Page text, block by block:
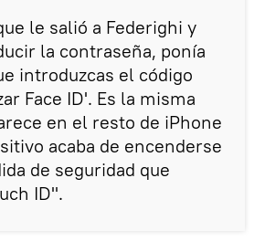
le salió a Federighi y
la contraseña, ponía
introduzcas el código
Face ID'. Es la misma
en el resto de iPhone
acaba de encenderse
de seguridad que
ID".